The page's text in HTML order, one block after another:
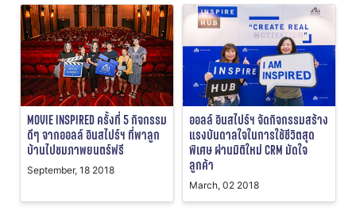
MOVIE INSPIRED ครั้งที่ 5 กิจกรรม
ดีๆ จากออลล์ อินสไปร์ฯ ที่พาลูก
บ้านไปชมภาพยนตร์ฟรี
September, 18 2018
ออลล์ อินสไปร์ฯ จัดกิจกรรมสร้าง
แรงบันดาลใจในการใช้ชีวิตสุด
พิเศษ ผ่านมิติใหม่ CRM มัดใจ
ลูกค้า
March, 02 2018